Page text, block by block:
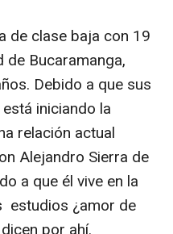
parte de su pareja
maltrato físico por
desde la vida de
a distancia desde
les tiene preparada
conociendo.
años, independiente
sobre su